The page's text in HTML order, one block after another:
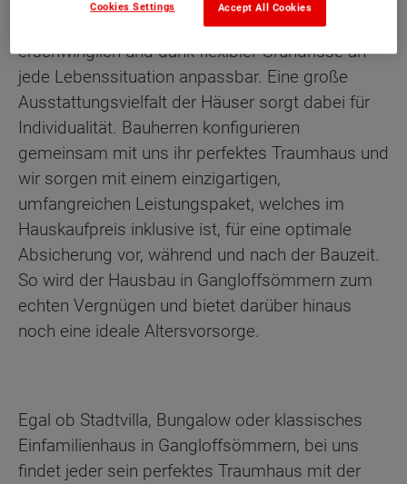
Unsere Massivhäuser sind werthaltig,
erschwinglich und dank flexibler Grundrisse an
jede Lebenssituation anpassbar. Eine große
Ausstattungsvielfalt der Häuser sorgt dabei für
Individualität. Bauherren konfigurieren
gemeinsam mit uns ihr perfektes Traumhaus und
wir sorgen mit einem einzigartigen,
umfangreichen Leistungspaket, welches im
Hauskaufpreis inklusive ist, für eine optimale
Absicherung vor, während und nach der Bauzeit.
So wird der Hausbau in Gangloffsömmern zum
echten Vergnügen und bietet darüber hinaus
noch eine ideale Altersvorsorge.
Egal ob Stadtvilla, Bungalow oder klassisches
Einfamilienhaus in Gangloffsömmern, bei uns
findet jeder sein perfektes Traumhaus mit der
Accept All Cookies
Cookies Settings